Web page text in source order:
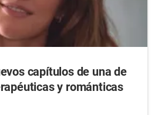
capítulos de una de
y románticas